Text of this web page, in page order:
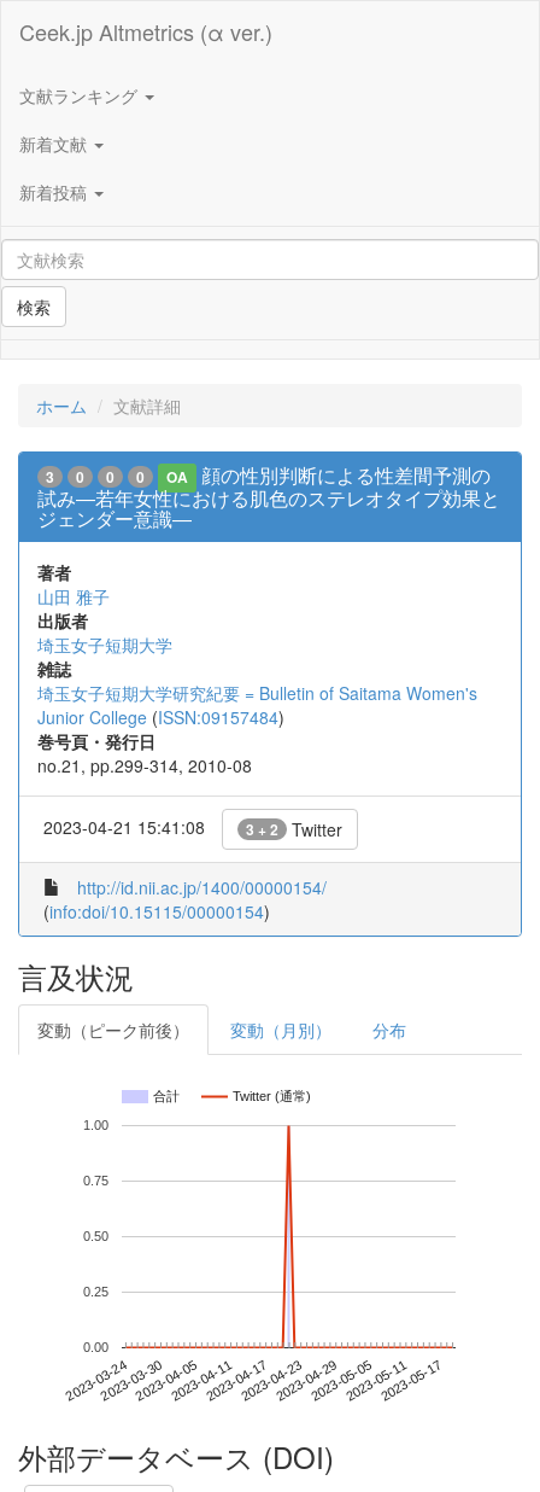
Ceek.jp Altmetrics (α ver.)
文献ランキング
新着文献
新着投稿
検索
ホーム 文献詳細
3 0 0 0 OA
顔の性別判断による性差間予測の
試み―若年女性における肌色のステレオタイプ効果と
ジェンダー意識―
著者
山田 雅子
出版者
埼玉女子短期大学
雑誌
埼玉女子短期大学研究紀要 = Bulletin of Saitama Women's
Junior College (ISSN:09157484)
巻号頁・発行日
no.21, pp.299-314, 2010-08
2023-04-21 15:41:08 3 + 2 Twitter
http://id.nii.ac.jp/1400/00000154/
(info:doi/10.15115/00000154)
言及状況
変動（ピーク前後） 変動（月別） 分布
合計 Twitter (通常)
2023-03-242023-03-302023-04-052023-04-112023-04-172023-04-232023-04-292023-05-052023-05-112023-05-17
0.00
0.25
0.50
0.75
1.00
外部データベース (DOI)